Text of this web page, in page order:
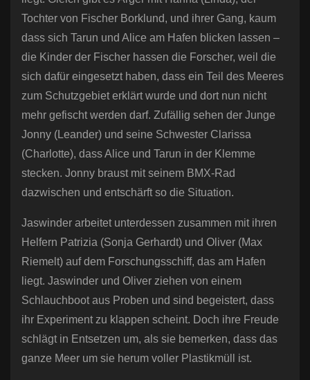
Tochter von Fischer Borklund, und ihrer Gang, kaum
dass sich Tarun und Alice am Hafen blicken lassen –
die Kinder der Fischer hassen die Forscher, weil die
sich dafür eingesetzt haben, dass ein Teil des Meeres
zum Schutzgebiet erklärt wurde und dort nun nicht
mehr gefischt werden darf. Zufällig sehen der Junge
Jonny (Leander) und seine Schwester Clarissa
(Charlotte), dass Alice und Tarun in der Klemme
stecken. Jonny braust mit seinem BMX-Rad
dazwischen und entschärft so die Situation.
Jaswinder arbeitet unterdessen zusammen mit ihren
Helfern Patrizia (Sonja Gerhardt) und Oliver (Max
Riemelt) auf dem Forschungsschiff, das am Hafen
liegt. Jaswinder und Oliver ziehen von einem
Schlauchboot aus Proben und sind begeistert, dass
ihr Experiment zu klappen scheint. Doch ihre Freude
schlägt in Entsetzen um, als sie bemerken, dass das
ganze Meer um sie herum voller Plastikmüll ist.